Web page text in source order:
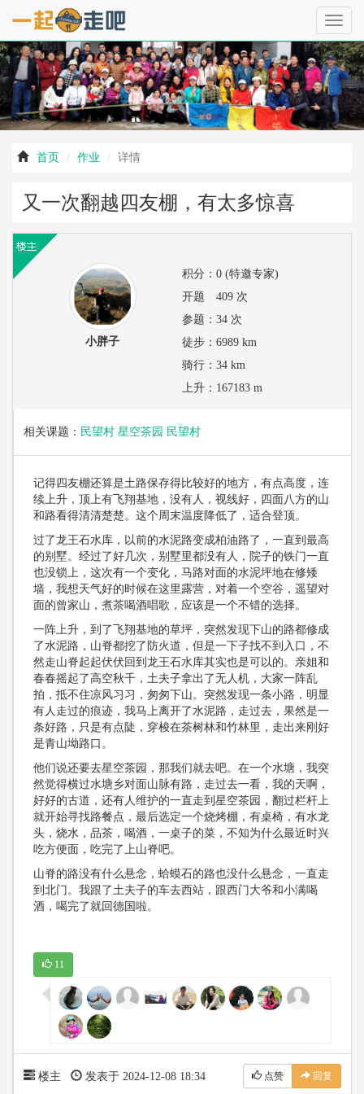
切
换
导
航
›
首页 作业 详情
又一次翻越四友棚，有太多惊喜
小胖子
积分： 0 (特邀专家)
开题
409 次
参题： 34 次
徒步： 6989 km
骑行： 34 km
上升： 167183 m
相关课题： 民望村 星空茶园 民望村
记得四友棚还算是土路保存得比较好的地方，有点高度，连
续上升，顶上有飞翔基地，没有人，视线好，四面八方的山
和路看得清清楚楚。这个周末温度降低了，适合登顶。
过了龙王石水库，以前的水泥路变成柏油路了，一直到最高
的别墅。经过了好几次，别墅里都没有人，院子的铁门一直
也没锁上，这次有一个变化，马路对面的水泥坪地在修矮
墙，我想天气好的时候在这里露营，对着一个空谷，遥望对
面的曾家山，煮茶喝酒唱歌，应该是一个不错的选择。
一阵上升，到了飞翔基地的草坪，突然发现下山的路都修成
了水泥路，山脊都挖了防火道，但是一下子找不到入口，不
然走山脊起起伏伏回到龙王石水库其实也是可以的。亲姐和
春春摇起了高空秋千，土夫子拿出了无人机，大家一阵乱
拍，抵不住凉风习习，匆匆下山。突然发现一条小路，明显
有人走过的痕迹，我马上离开了水泥路，走过去，果然是一
条好路，只是有点陡，穿梭在茶树林和竹林里，走出来刚好
是青山坳路口。
他们说还要去星空茶园，那我们就去吧。在一个水塘，我突
然觉得横过水塘乡对面山脉有路，走过去一看，我的天啊，
好好的古道，还有人维护的一直走到星空茶园，翻过栏杆上
就开始寻找路餐点，最后选定一个烧烤棚，有桌椅，有水龙
头，烧水，品茶，喝酒，一桌子的菜，不知为什么最近时兴
吃方便面，吃完了上山脊吧。
山脊的路没有什么悬念，蛤蟆石的路也没什么悬念，一直走
到北门。我跟了土夫子的车去西站，跟西门大爷和小满喝
酒，喝完了就回德国啦。
11
楼主 发表于 2024-12-08 18:34 点赞 回复